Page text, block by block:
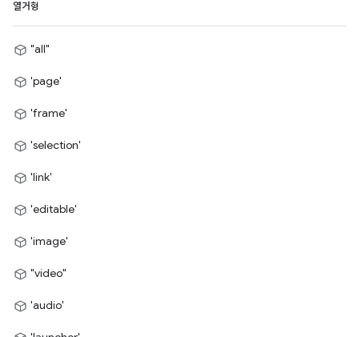
열거형
"all"
'page'
'frame'
'selection'
'link'
'editable'
'image'
"video"
'audio'